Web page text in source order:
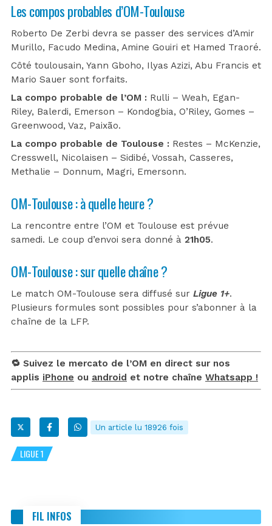
Les compos probables d’OM-Toulouse
Roberto De Zerbi devra se passer des services d’Amir
Murillo, Facudo Medina, Amine Gouiri et Hamed Traoré.
Côté toulousain, Yann Gboho, Ilyas Azizi, Abu Francis et
Mario Sauer sont forfaits.
La compo probable de l’OM : Rulli – Weah, Egan-
Riley, Balerdi, Emerson – Kondogbia, O’Riley, Gomes –
Greenwood, Vaz, Paixão.
La compo probable de Toulouse : Restes – McKenzie,
Cresswell, Nicolaisen – Sidibé, Vossah, Casseres,
Methalie – Donnum, Magri, Emersonn.
OM-Toulouse : à quelle heure ?
La rencontre entre l’OM et Toulouse est prévue
samedi. Le coup d’envoi sera donné à 21h05.
OM-Toulouse : sur quelle chaîne ?
Le match OM-Toulouse sera diffusé sur Ligue 1+.
Plusieurs formules sont possibles pour s’abonner à la
chaîne de la LFP.
🔁 Suivez le mercato de l’OM en direct sur nos
applis iPhone ou android et notre chaîne Whatsapp !
Un article lu 18926 fois
LIGUE 1
FIL INFOS